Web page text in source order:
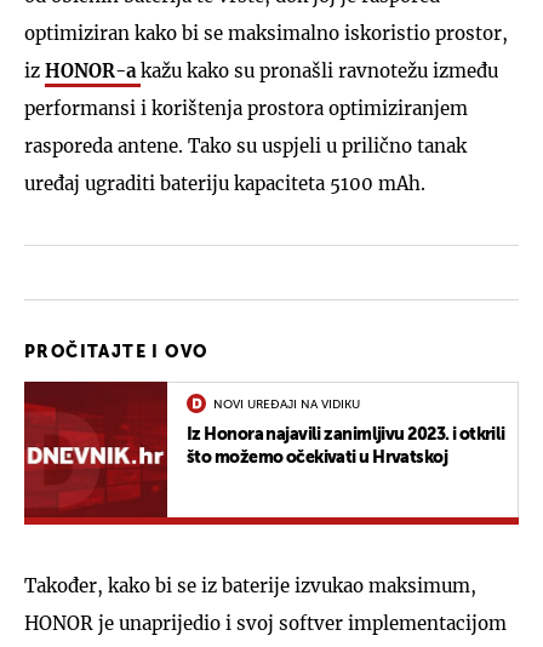
optimiziran kako bi se maksimalno iskoristio prostor,
iz HONOR-a kažu kako su pronašli ravnotežu između
performansi i korištenja prostora optimiziranjem
rasporeda antene. Tako su uspjeli u prilično tanak
uređaj ugraditi bateriju kapaciteta 5100 mAh.
PROČITAJTE I OVO
NOVI UREĐAJI NA VIDIKU
Iz Honora najavili zanimljivu 2023. i otkrili
što možemo očekivati u Hrvatskoj
Također, kako bi se iz baterije izvukao maksimum,
HONOR je unaprijedio i svoj softver implementacijom